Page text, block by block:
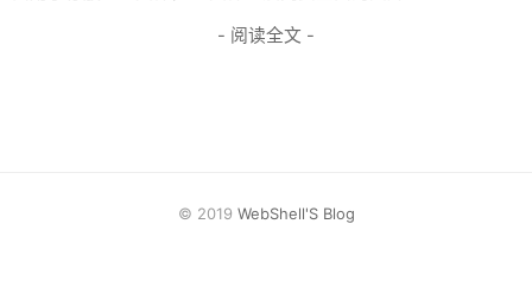
工具
网盘
- 阅读全文 -
© 2019 WebShell'S Blog